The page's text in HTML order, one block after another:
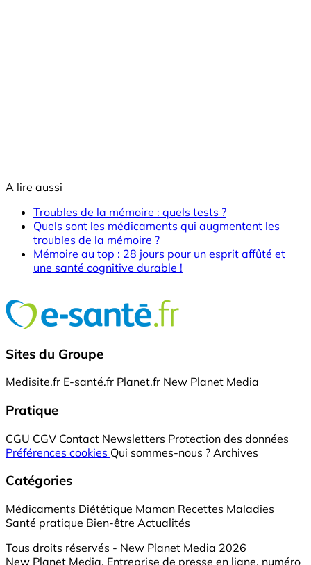
A lire aussi
Troubles de la mémoire : quels tests ?
Quels sont les médicaments qui augmentent les
troubles de la mémoire ?
Mémoire au top : 28 jours pour un esprit affûté et
une santé cognitive durable !
Sites du Groupe
Medisite.fr E-santé.fr Planet.fr New Planet Media
Pratique
CGU CGV Contact Newsletters Protection des données
Préférences cookies Qui sommes-nous ? Archives
Catégories
Médicaments Diététique Maman Recettes Maladies
Santé pratique Bien-être Actualités
Tous droits réservés - New Planet Media 2026
New Planet Media, Entreprise de presse en ligne, numéro